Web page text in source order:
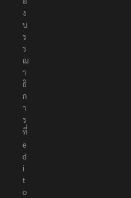
ง
บ
ร
ร
ณ
า
ธิ
ก
า
ร
ที่
e
d
i
t
o